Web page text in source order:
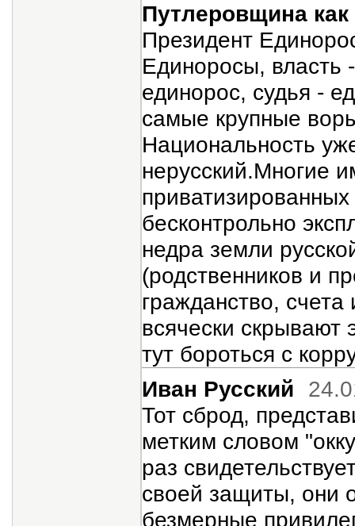
Путлеровщина
Президент
Единоросы, власть
единорос, судья -
самые крупные
Национальность
нерусский.Многие
бесконтрольно
недра земли
(родственников и
гражданство,
всячески скрывают
тут бороться с
Иван Русский
Тот сброд,
метким словом
раз
своей защиты, они
безмерные